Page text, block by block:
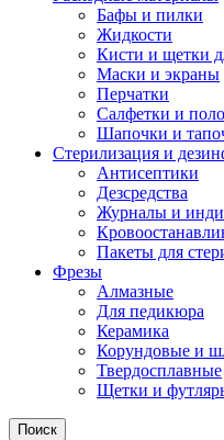
Бафы и пилки
Жидкости
Кисти и щетки
Маски и экраны
Перчатки
Салфетки и
Шапочки и
Стерилизация и
Антисептики
Дезсредства
Журналы и
Пакеты для
Фрезы
Алмазные
Для педикюра
Керамика
Корундовые и
Твердосплавные
Щетки и
Поиск